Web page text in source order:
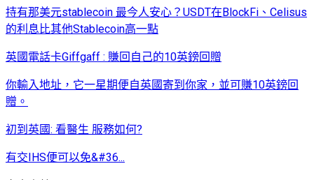
持有那美元stablecoin 最今人安心？USDT在BlockFi、Celisus
的利息比其他Stablecoin高一點
英國電話卡Giffgaff : 賺回自己的10英鎊回贈
你輸入地址，它一星期便自英國寄到你家，並可賺10英鎊回
贈。
初到英國: 看醫生 服務如何?
有交IHS便可以免&#36...